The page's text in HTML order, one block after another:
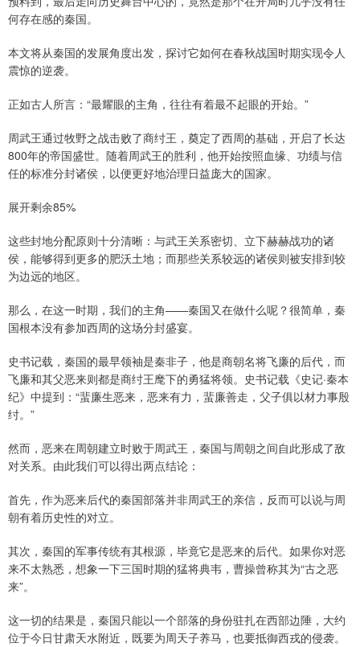
何存在感的秦国。
本文将从秦国的发展角度出发，探讨它如何在春秋战国时期实现令人
震惊的逆袭。
正如古人所言：“最耀眼的主角，往往有着最不起眼的开始。”
周武王通过牧野之战击败了商纣王，奠定了西周的基础，开启了长达
800年的帝国盛世。随着周武王的胜利，他开始按照血缘、功绩与信
任的标准分封诸侯，以便更好地治理日益庞大的国家。
展开剩余85%
这些封地分配原则十分清晰：与武王关系密切、立下赫赫战功的诸
侯，能够得到更多的肥沃土地；而那些关系较远的诸侯则被安排到较
为边远的地区。
那么，在这一时期，我们的主角——秦国又在做什么呢？很简单，秦
国根本没有参加西周的这场分封盛宴。
史书记载，秦国的最早领袖是秦非子，他是商朝名将飞廉的后代，而
飞廉和其父恶来则都是商纣王麾下的勇猛将领。史书记载《史记·秦本
纪》中提到：“蜚廉生恶来，恶来有力，蜚廉善走，父子俱以材力事殷
纣。”
然而，恶来在周朝建立时败于周武王，秦国与周朝之间自此形成了敌
对关系。由此我们可以得出两点结论：
首先，作为恶来后代的秦国部落并非周武王的亲信，反而可以说与周
朝有着历史性的对立。
其次，秦国的军事传统有其根源，毕竟它是恶来的后代。如果你对恶
来不太熟悉，想象一下三国时期的猛将典韦，曹操曾称其为“古之恶
来”。
这一切的结果是，秦国只能以一个部落的身份驻扎在西部边陲，大约
位于今日甘肃天水附近，既要为周天子养马，也要抵御西戎的侵袭。